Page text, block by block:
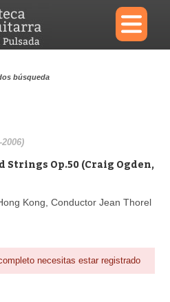
×
búsqueda
Strings Op.50 (Craig Ogden,
Kong, Conductor Jean Thorel
necesitas estar registrado